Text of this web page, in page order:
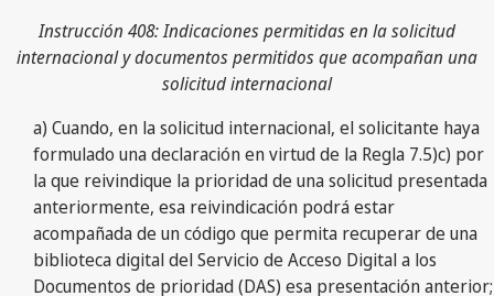
Instrucción 408: Indicaciones permitidas en la solicitud
internacional y documentos permitidos que acompañan una
solicitud internacional
a) Cuando, en la solicitud internacional, el solicitante haya
formulado una declaración en virtud de la Regla 7.5)c) por
la que reivindique la prioridad de una solicitud presentada
anteriormente, esa reivindicación podrá estar
acompañada de un código que permita recuperar de una
biblioteca digital del Servicio de Acceso Digital a los
Documentos de prioridad (DAS) esa presentación anterior;